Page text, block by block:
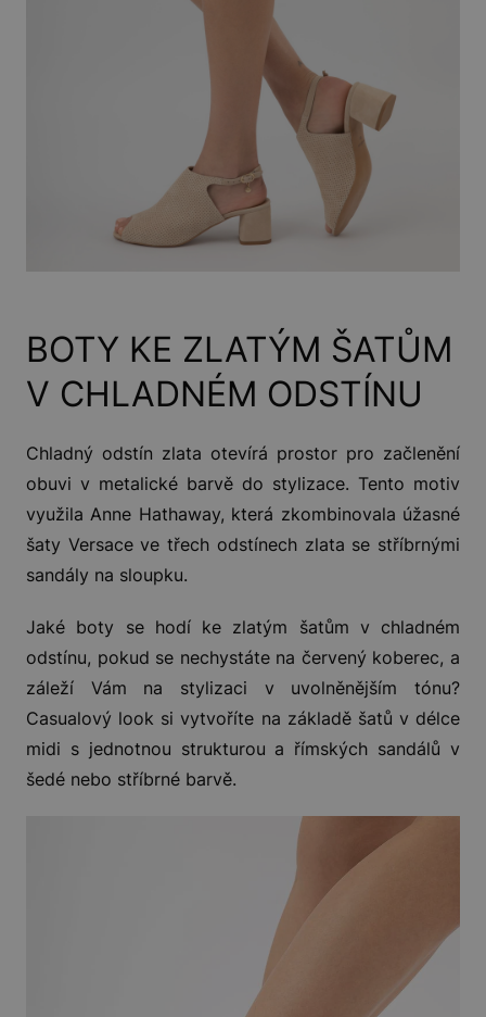
BOTY KE ZLATÝM ŠATŮM
V CHLADNÉM ODSTÍNU
Chladný odstín zlata otevírá prostor pro začlenění
obuvi v metalické barvě do stylizace. Tento motiv
využila Anne Hathaway, která zkombinovala úžasné
šaty Versace ve třech odstínech zlata se stříbrnými
sandály na sloupku.
Jaké boty se hodí ke zlatým šatům v chladném
odstínu, pokud se nechystáte na červený koberec, a
záleží Vám na stylizaci v uvolněnějším tónu?
Casualový look si vytvoříte na základě šatů v délce
midi s jednotnou strukturou a římských sandálů v
šedé nebo stříbrné barvě.